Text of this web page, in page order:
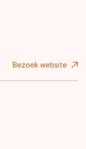
Bezoek website